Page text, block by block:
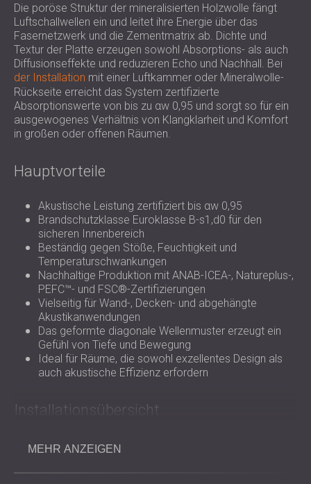
Die poröse Struktur der mineralisierten Holzwolle fängt
Luftschallwellen ein und leitet ihre Energie über das
Fasernetzwerk und die Zementmatrix ab. Dichte und
Textur der Platte erzeugen sowohl Absorptions- als auch
Diffusionseffekte und reduzieren Echo und Nachhall. Bei
der Installation mit einer Luftkammer oder Mineralwolle-
Rückseite erreicht das System zertifizierte
Absorptionswerte von bis zu αw 0,95 und sorgt so für ein
ausgewogenes Verhältnis von Klangklarheit und Komfort
in großen oder offenen Räumen.
Hauptvorteile
Akustische Leistung zertifiziert bis αw 0,95
Brandschutzklasse Euroklasse B-s1,d0 für den
sicheren Innenbereich
Beständig gegen Stöße, Feuchtigkeit und
Temperaturschwankungen
Nachhaltige Produktion mit ANAB-ICEA-, Natureplus-,
PEFC™- und FSC®-Zertifizierungen
Vielseitig für Wand-, Decken- und abgehängte
Akustikanwendungen
Das geformte diagonale Wellenmuster erzeugt ein
Gefühl von Tiefe und Bewegung
Ideal für Räume, die sowohl exzellentes Design als
auch akustische Effizienz erfordern
Installationsübersicht
Die Diagonal Waves-Paneele können mit Klebstoffen,
Deckensystemen direkt an Wänden oder Decken
MEHR ANZEIGEN